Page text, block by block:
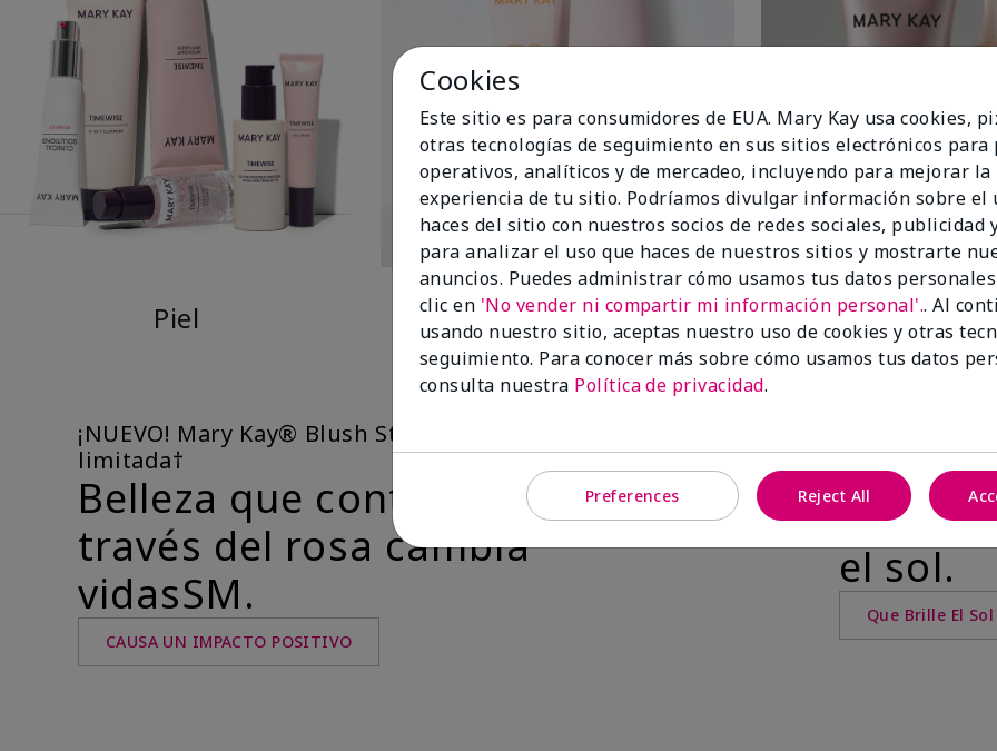
Piel Cuerpo y Sol
¡NUEVO! Mary Kay® Blush Stick de edición
limitada†
Belleza que contribuye a
través del rosa cambia
vidasSM.
CAUSA UN IMPACTO POSITIVO
Mary Kay®
el sol.
Que Brille El Sol
Cookies
Este sitio es para consumidores de EUA. Mary Kay usa cookies,
otras tecnologías de seguimiento en sus sitios electrónicos para
operativos, analíticos y de mercadeo, incluyendo para mejorar la
experiencia de tu sitio. Podríamos divulgar información sobre el
haces del sitio con nuestros socios de redes sociales, publicidad
para analizar el uso que haces de nuestros sitios y mostrarte
anuncios. Puedes administrar cómo usamos tus datos
clic en 'No vender ni compartir mi información personal'.. Al
usando nuestro sitio, aceptas nuestro uso de cookies y otras
seguimiento. Para conocer más sobre cómo usamos tus datos
consulta nuestra Política de privacidad.
Preferences Reject All